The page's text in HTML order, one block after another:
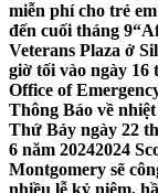
miễn phí cho trẻ
đến cuối tháng 9
Veterans Plaza ở
giờ tối vào ngày 16
Office of
Thông Báo về
Thứ Bảy ngày 22
6 năm 20242024
Montgomery sẽ